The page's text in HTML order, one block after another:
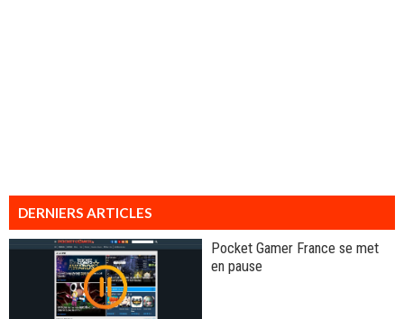
DERNIERS ARTICLES
Pocket Gamer France se met
en pause